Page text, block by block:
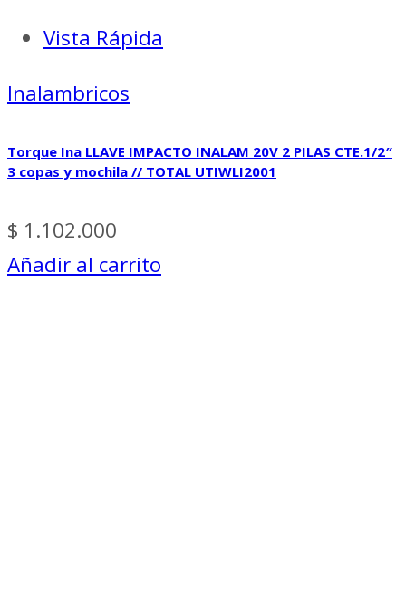
Vista Rápida
Inalambricos
Torque Ina LLAVE IMPACTO INALAM 20V 2 PILAS CTE.1/2″
3 copas y mochila // TOTAL UTIWLI2001
$ 1.102.000
Añadir al carrito